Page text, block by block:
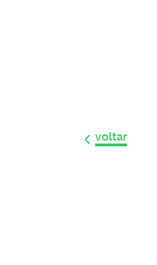
voltar